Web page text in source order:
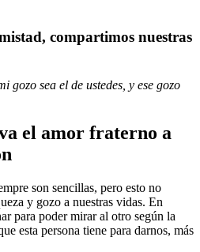
compartimos nuestras
gozo sea el de ustedes, y ese gozo
el amor fraterno a
son sencillas, pero esto no
y gozo a nuestras vidas. En
para poder mirar al otro según la
esta persona tiene para darnos, más